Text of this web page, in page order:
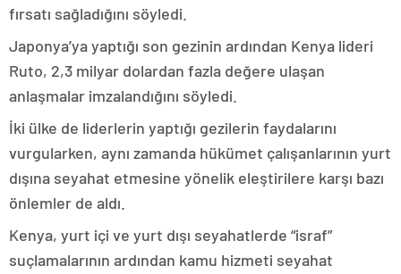
fırsatı sağladığını söyledi.
Japonya’ya yaptığı son gezinin ardından Kenya lideri
Ruto, 2,3 milyar dolardan fazla değere ulaşan
anlaşmalar imzalandığını söyledi.
İki ülke de liderlerin yaptığı gezilerin faydalarını
vurgularken, aynı zamanda hükümet çalışanlarının yurt
dışına seyahat etmesine yönelik eleştirilere karşı bazı
önlemler de aldı.
Kenya, yurt içi ve yurt dışı seyahatlerde “israf”
suçlamalarının ardından kamu hizmeti seyahat